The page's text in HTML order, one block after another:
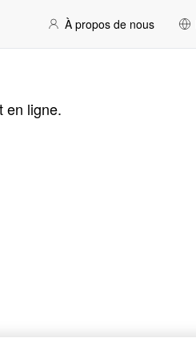
À propos de nous
en ligne.